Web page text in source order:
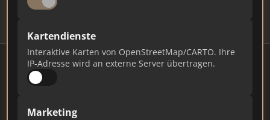
Kartendienste
Interaktive Karten von OpenStreetMap/CARTO. Ihre
IP-Adresse wird an externe Server übertragen.
Marketing